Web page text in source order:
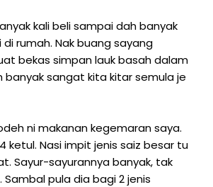
kali beli sampai dah banyak
rumah. Nak buang sayang
bekas simpan lauk basah dalam
banyak sangat kita kitar semula je
ni makanan kegemaran saya.
ketul. Nasi impit jenis saiz besar tu
Sayur-sayurannya banyak, tak
pula dia bagi 2 jenis